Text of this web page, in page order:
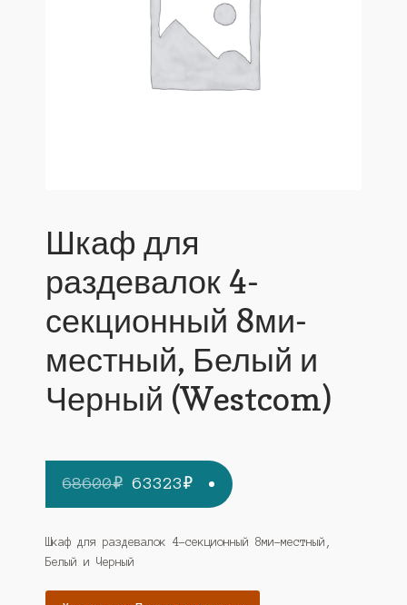
Шкаф для
раздевалок 4-
секционный 8ми-
местный, Белый и
Черный (Westcom)
68600₽ Первоначальная
цена
составляла
68600₽.
63323₽Текущая
цена:
63323₽.
Шкаф для раздевалок 4-секционный 8ми-местный,
Белый и Черный